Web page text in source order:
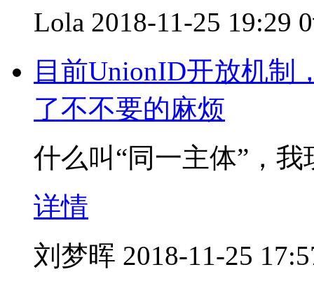
Lola 2018-11-25 19:29
目前UnionID开放机制
了不不要的麻烦
什么叫“同一主体”，
详情
刘梦晖 2018-11-25